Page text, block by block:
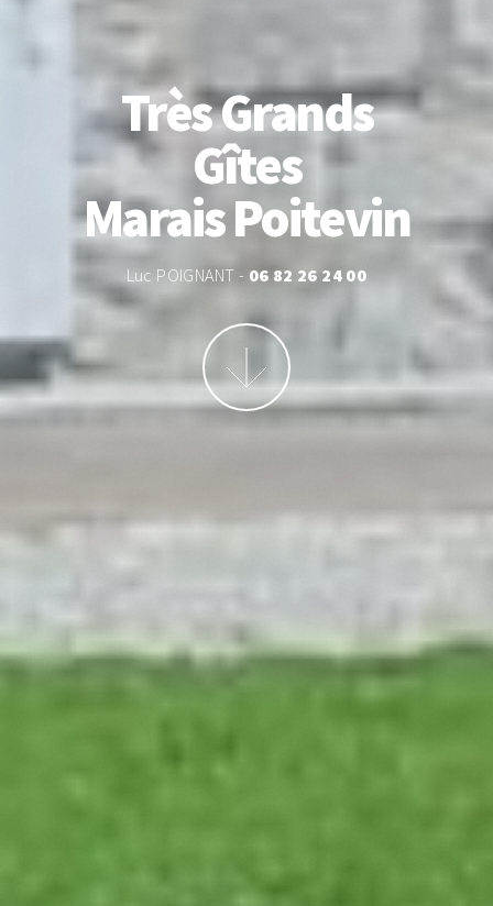
Très Grands
Gîtes
Marais Poitevin
Luc POIGNANT - 06 82 26 24 00